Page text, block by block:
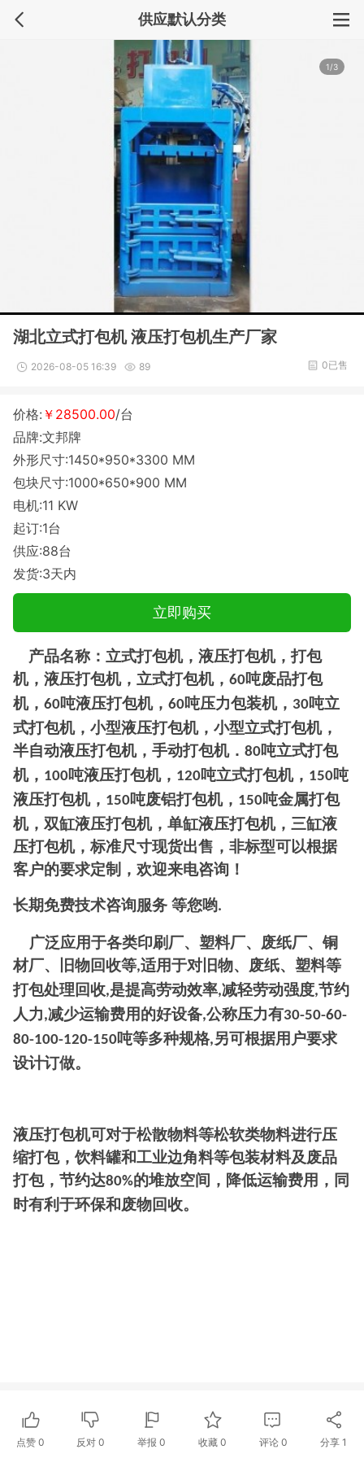
供应默认分类
1/3
湖北立式打包机 液压打包机生产厂家
2026-08-05 16:39 89 0已售
价格: ￥28500.00/台
品牌:文邦牌
外形尺寸:1450*950*3300 MM
包块尺寸:1000*650*900 MM
电机:11 KW
起订:1台
供应:88台
发货:3天内
立即购买
产品名称：立式打包机，液压打包机，打包
机，液压打包机，立式打包机， 60吨废品打包
机， 60吨液压打包机， 60吨压力包装机， 30吨立
式打包机，小型液压打包机，小型立式打包机，
半自动液压打包机，手动打包机． 80吨立式打包
机， 100吨液压打包机， 120吨立式打包机， 150吨
液压打包机， 150吨废铝打包机， 150吨金属打包
机，双缸液压打包机，单缸液压打包机，三缸液
压打包机，标准尺寸现货出售，非标型可以根据
客户的要求定制，欢迎来电咨询！
长期免费技术咨询服务 等您哟.
广泛应用于各类印刷厂、塑料厂、废纸厂、铜
材厂、旧物回收等,适用于对旧物、废纸、塑料等
打包处理回收,是提高劳动效率,减轻劳动强度,节约
人力,减少运输费用的好设备,公称压力有30-50-60-
80-100-120-150吨等多种规格,另可根据用户要求
设计订做。
液压打包机可对于松散物料等松软类物料进行压
缩打包，饮料罐和工业边角料等包装材料及废品
打包，节约达80%的堆放空间，降低运输费用，同
时有利于环保和废物回收。
点赞 0 反对0 举报 0 收藏 0 评论 0 分享1